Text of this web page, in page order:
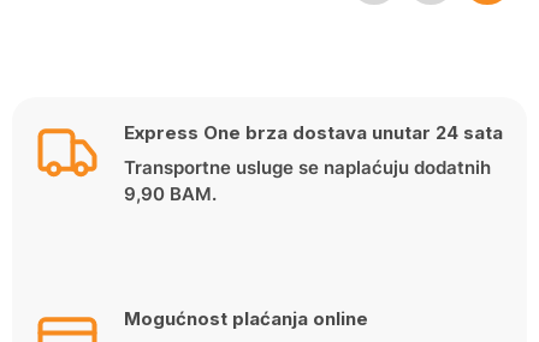
Express One brza dostava unutar 24 sata
Transportne usluge se naplaćuju dodatnih
9,90 BAM.
Mogućnost plaćanja online